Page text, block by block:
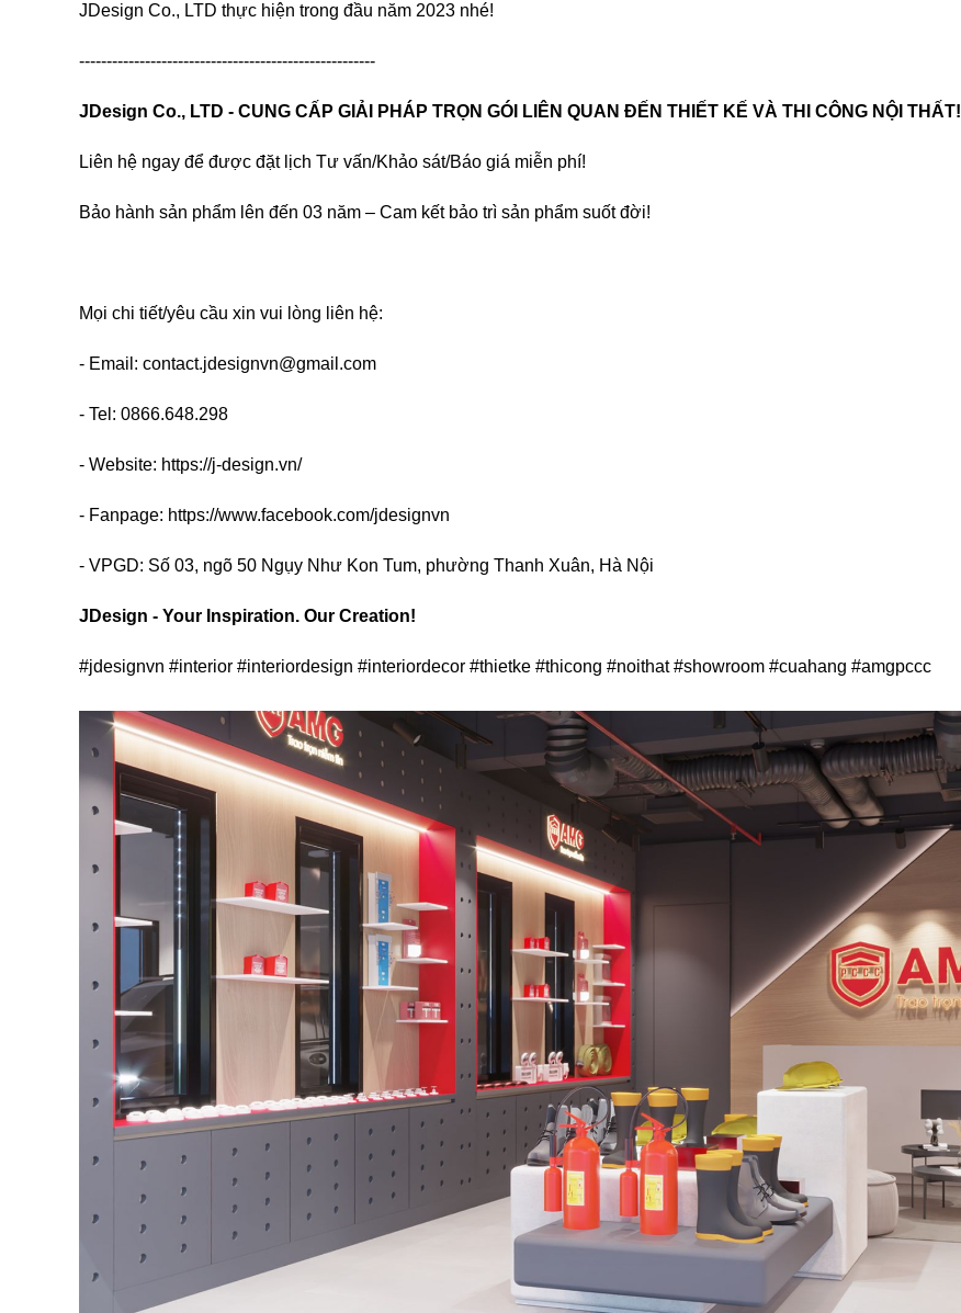
JDesign Co., LTD thực hiện trong đầu năm 2023 nhé!
------------------------------------------------------
JDesign Co., LTD - CUNG CẤP GIẢI PHÁP TRỌN GÓI LIÊN QUAN ĐẾN THIẾT KẾ VÀ THI CÔNG NỘI THẤT!
Liên hệ ngay để được đặt lịch Tư vấn/Khảo sát/Báo giá miễn phí!
Bảo hành sản phẩm lên đến 03 năm – Cam kết bảo trì sản phẩm suốt đời!
Mọi chi tiết/yêu cầu xin vui lòng liên hệ:
- Email: contact.jdesignvn@gmail.com
- Tel: 0866.648.298
- Website: https://j-design.vn/
- Fanpage: https://www.facebook.com/jdesignvn
- VPGD: Số 03, ngõ 50 Ngụy Như Kon Tum, phường Thanh Xuân, Hà Nội
JDesign - Your Inspiration. Our Creation!
#jdesignvn #interior #interiordesign #interiordecor #thietke #thicong #noithat #showroom #cuahang #amgpccc